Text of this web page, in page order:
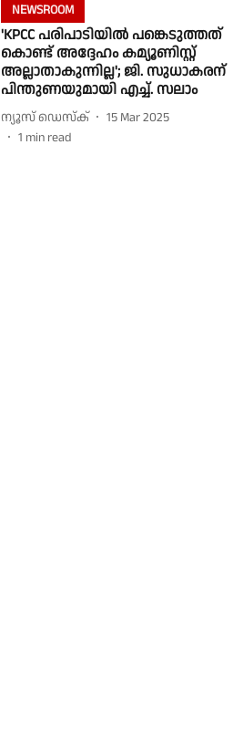
NEWSROOM
'KPCC പരിപാടിയിൽ പങ്കെടുത്തത്
കൊണ്ട് അദ്ദേഹം കമ്യൂണിസ്റ്റ്
അല്ലാതാകുന്നില്ല'; ജി. സുധാകരന്
പിന്തുണയുമായി എച്ച്. സലാം
ന്യൂസ് ഡെസ്ക്
15 Mar 2025
1 min read